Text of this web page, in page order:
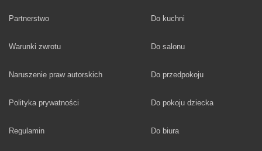
Partnerstwo
Warunki zwrotu
Naruszenie praw autorskich
Polityka prywatności
Regulamin
Fototapety
Do kuchni
Fototapety
Do salonu
Fototapety
Do przedpokoju
Fototapety
Do pokoju dziecka
Fototapety
Do biura